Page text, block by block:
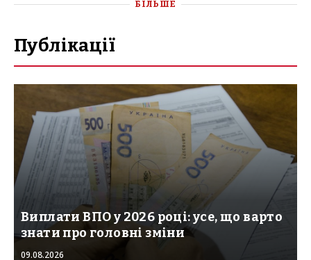
БІЛЬШЕ
Публікації
Виплати ВПО у 2026 році: усе, що варто
знати про головні зміни
09.08.2026